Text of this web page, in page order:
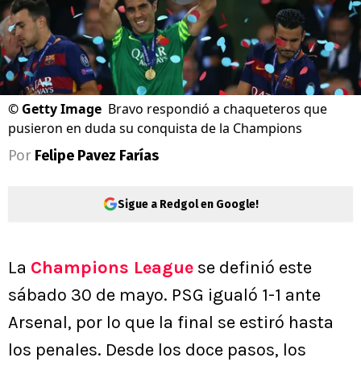
© Getty Image Bravo respondió a chaqueteros que
pusieron en duda su conquista de la Champions
Por Felipe Pavez Farías
Sigue a Redgol en Google!
La Champions League se definió este
sábado 30 de mayo. PSG igualó 1-1 ante
Arsenal, por lo que la final se estiró hasta
los penales. Desde los doce pasos, los